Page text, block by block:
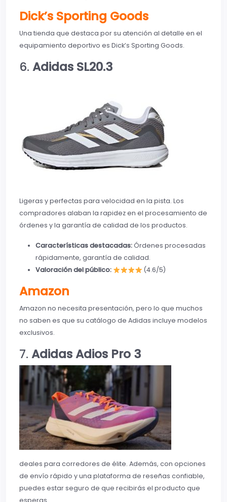
Dick’s Sporting Goods
Una tienda que destaca por su atención al detalle en el
equipamiento deportivo es Dick’s Sporting Goods.
6. Adidas SL20.3
Ligeras y perfectas para velocidad en la pista. Los
compradores alaban la rapidez en el procesamiento de
órdenes y la garantía de calidad de los productos.
Características destacadas:Órdenes procesadas
rápidamente, garantía de calidad.
Valoración del público:
(4.6/5)
Amazon
Amazon no necesita presentación, pero lo que muchos
no saben es que su catálogo de Adidas incluye modelos
exclusivos.
7. Adidas Adios Pro 3
deales para corredores de élite. Además, con opciones
de envío rápido y una plataforma de reseñas confiable,
puedes estar seguro de que recibirás el producto que